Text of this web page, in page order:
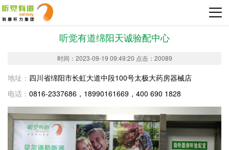
听觉有道绵阳天诚验配中心
时间：2023-09-19 09:49:20 点击：20089
地址： 四川省绵阳市长虹大道中段100号太极大药房器械店
电话： 0816-2337686，18990161669，400 690 1828